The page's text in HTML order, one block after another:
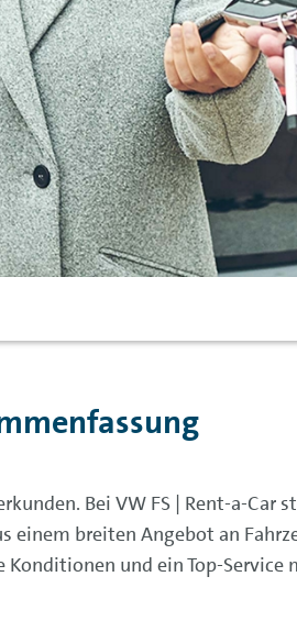
Bei VW FS | Rent-a-Car
einem breiten Angebot an
und ein Top-